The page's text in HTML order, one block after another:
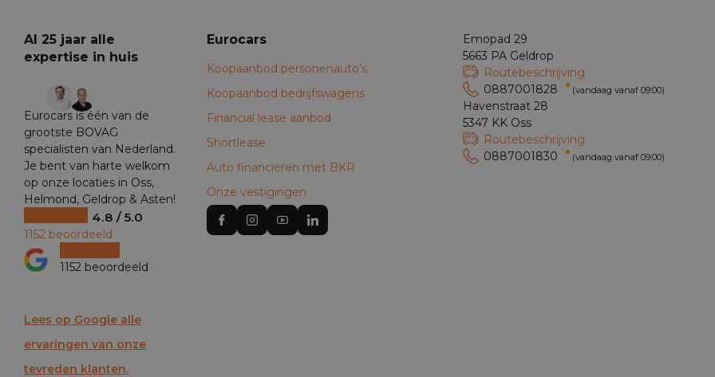
Al 25 jaar alle
expertise in huis
Eurocars is één van de
grootste BOVAG
specialisten van Nederland.
Je bent van harte welkom
op onze locaties in Oss,
Helmond, Geldrop & Asten!
4.8 / 5.0
1152 beoordeeld
1152 beoordeeld
Lees op Google alle
ervaringen van onze
tevreden klanten.
Eurocars
Koopaanbod personenauto’s
Koopaanbod bedrijfswagens
Financial lease aanbod
Shortlease
Auto financieren met BKR
Onze vestigingen
Emopad 29
5663 PA Geldrop
Routebeschrijving
0887001828
(vandaag vanaf 09:00)
Havenstraat 28
5347 KK Oss
Routebeschrijving
0887001830
(vandaag vanaf 09:00)